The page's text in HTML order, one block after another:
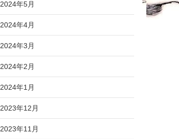
2024年5月
2024年4月
2024年3月
2024年2月
2024年1月
2023年12月
2023年11月